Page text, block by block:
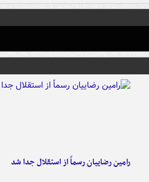
رامین رضاییان رسماً از استقلال جدا شد